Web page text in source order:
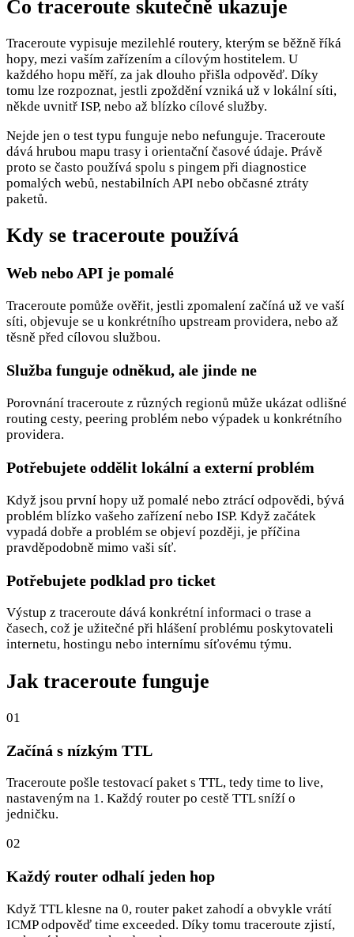
Co traceroute skutečně ukazuje
Traceroute vypisuje mezilehlé routery, kterým se běžně říká
hopy, mezi vaším zařízením a cílovým hostitelem. U
každého hopu měří, za jak dlouho přišla odpověď. Díky
tomu lze rozpoznat, jestli zpoždění vzniká už v lokální síti,
někde uvnitř ISP, nebo až blízko cílové služby.
Nejde jen o test typu funguje nebo nefunguje. Traceroute
dává hrubou mapu trasy i orientační časové údaje. Právě
proto se často používá spolu s pingem při diagnostice
pomalých webů, nestabilních API nebo občasné ztráty
paketů.
Kdy se traceroute používá
Web nebo API je pomalé
Traceroute pomůže ověřit, jestli zpomalení začíná už ve vaší
síti, objevuje se u konkrétního upstream providera, nebo až
těsně před cílovou službou.
Služba funguje odněkud, ale jinde ne
Porovnání traceroute z různých regionů může ukázat odlišné
routing cesty, peering problém nebo výpadek u konkrétního
providera.
Potřebujete oddělit lokální a externí problém
Když jsou první hopy už pomalé nebo ztrácí odpovědi, bývá
problém blízko vašeho zařízení nebo ISP. Když začátek
vypadá dobře a problém se objeví později, je příčina
pravděpodobně mimo vaši síť.
Potřebujete podklad pro ticket
Výstup z traceroute dává konkrétní informaci o trase a
časech, což je užitečné při hlášení problému poskytovateli
internetu, hostingu nebo internímu síťovému týmu.
Jak traceroute funguje
01
Začíná s nízkým TTL
Traceroute pošle testovací paket s TTL, tedy time to live,
nastaveným na 1. Každý router po cestě TTL sníží o
jedničku.
02
Každý router odhalí jeden hop
Když TTL klesne na 0, router paket zahodí a obvykle vrátí
ICMP odpověď time exceeded. Díky tomu traceroute zjistí,